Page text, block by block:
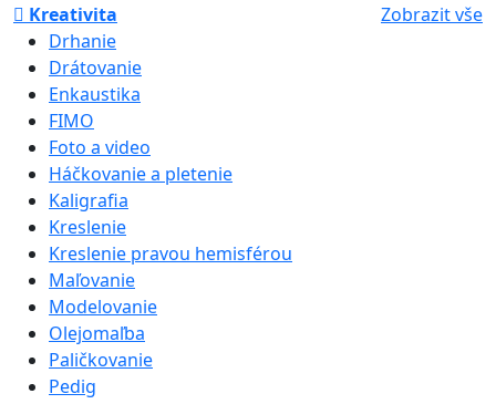
Kreativita
Zobrazit vše
Drhanie
Drátovanie
Enkaustika
FIMO
Foto a video
Háčkovanie a pletenie
Kaligrafia
Kreslenie
Kreslenie pravou hemisférou
Maľovanie
Modelovanie
Olejomaľba
Paličkovanie
Pedig